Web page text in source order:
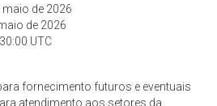
maio de 2026
de 2026
UTC
fornecimento futuros e eventuais
atendimento aos setores da